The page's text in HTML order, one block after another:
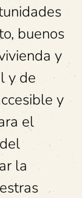
buenos
y
y de
y
el
la